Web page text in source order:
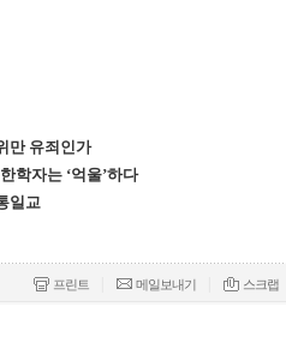
만 유죄인가
학자는 ‘억울’하다
일교
프린트 메일보내기 스크랩